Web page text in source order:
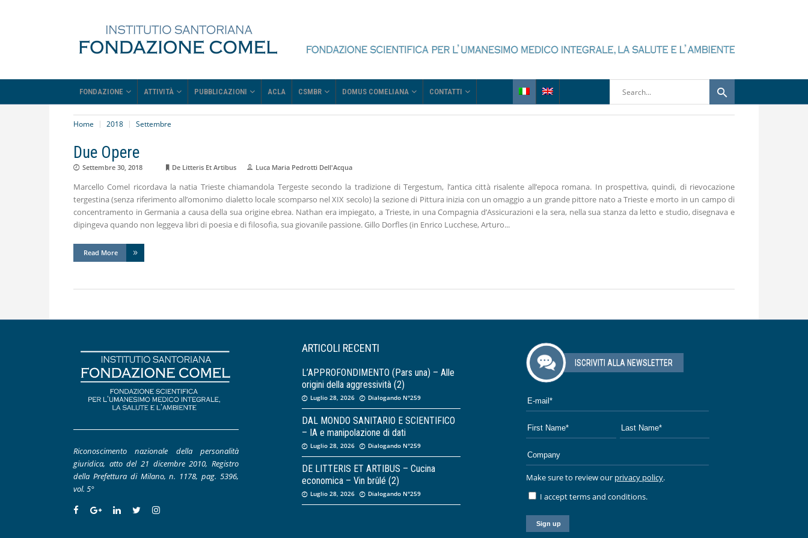
FONDAZIONE ATTIVITÀ PUBBLICAZIONI ACLA CSMBR DOMUS COMELIANA CONTATTI
Home 2018 Settembre
Due Opere
Settembre 30, 2018 De Litteris Et Artibus Luca Maria Pedrotti Dell'Acqua
Marcello Comel ricordava la natia Trieste chiamandola Tergeste secondo la tradizione di Tergestum, l’antica città risalente all’epoca romana. In prospettiva, quindi, di rievocazione
tergestina (senza riferimento all’omonimo dialetto locale scomparso nel XIX secolo) la sezione di Pittura inizia con un omaggio a un grande pittore nato a Trieste e morto in un campo di
concentramento in Germania a causa della sua origine ebrea. Nathan era impiegato, a Trieste, in una Compagnia d’Assicurazioni e la sera, nella sua stanza da letto e studio, disegnava e
dipingeva quando non leggeva libri di poesia e di filosofia, sua giovanile passione. Gillo Dorfles (in Enrico Lucchese, Arturo
Read More
Riconoscimento nazionale della personalità
giuridica, atto del 21 dicembre 2010, Registro
della Prefettura di Milano, n. 1178, pag. 5396,
vol. 5°
ARTICOLI RECENTI
L’APPROFONDIMENTO (Pars una) – Alle
origini della aggressività (2)
Luglio 28, 2026 Dialogando N°259
DAL MONDO SANITARIO E SCIENTIFICO
– IA e manipolazione di dati
Luglio 28, 2026 Dialogando N°259
DE LITTERIS ET ARTIBUS – Cucina
economica – Vin brûlé (2)
Luglio 28, 2026 Dialogando N°259
ISCRIVITI ALLA NEWSLETTER
Make sure to review our privacy policy.
I accept terms and conditions.